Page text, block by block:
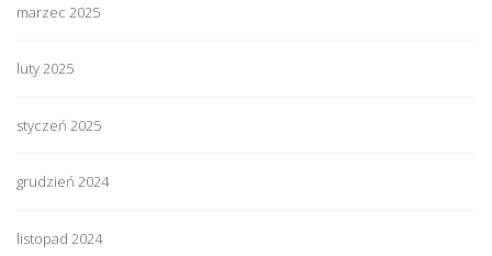
marzec 2025
luty 2025
styczeń 2025
grudzień 2024
listopad 2024